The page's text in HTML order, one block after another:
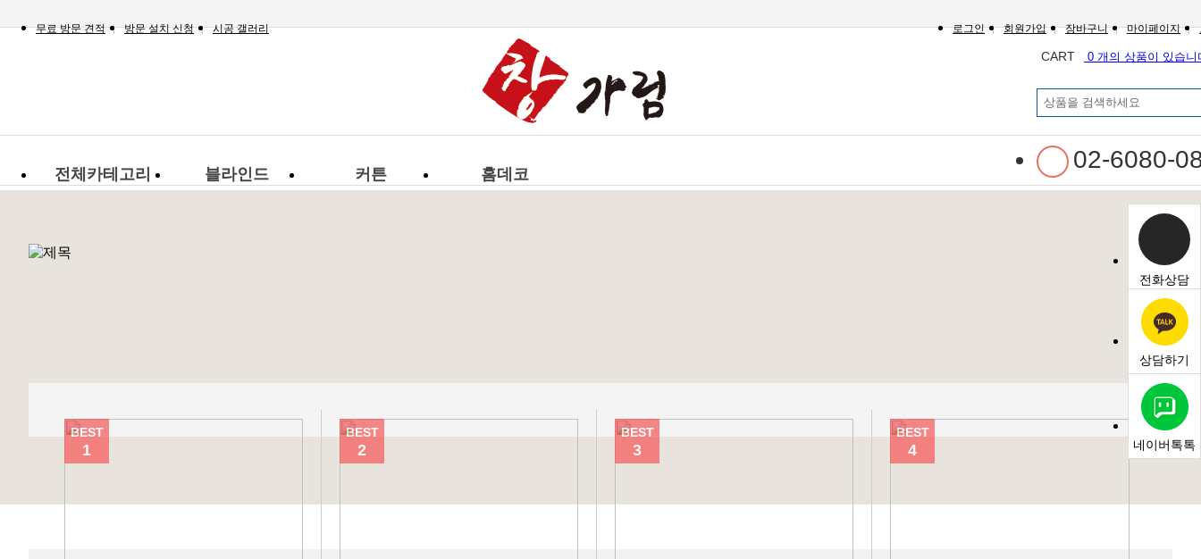
무료 방문 견적 방문 설치 신청 시공 갤러리 로그인 회원가입 장바구니 마이페이지
CART 0 개의 상품이 있습니
전화상담
상담하기
네이버톡톡
전체카테고리 블라인드 커튼 홈데코
02-6080-
BEST
1
BEST
2
BEST
3
BEST
4